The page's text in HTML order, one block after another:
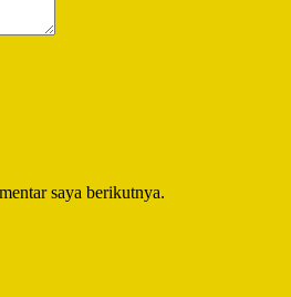
saya berikutnya.